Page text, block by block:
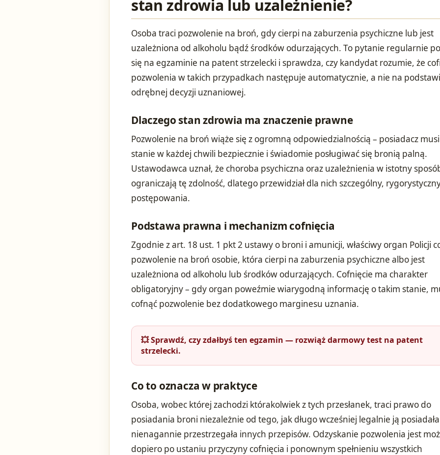
stan zdrowia lub uzależnienie?
Osoba traci pozwolenie na broń, gdy cierpi na zaburzenia psychiczne lub jest
uzależniona od alkoholu bądź środków odurzających. To pytanie regularnie
się na egzaminie na patent strzelecki i sprawdza, czy kandydat rozumie, że
pozwolenia w takich przypadkach następuje automatycznie, a nie na
odrębnej decyzji uznaniowej.
Dlaczego stan zdrowia ma znaczenie prawne
Pozwolenie na broń wiąże się z ogromną odpowiedzialnością – posiadacz
stanie w każdej chwili bezpiecznie i świadomie posługiwać się bronią palną.
Ustawodawca uznał, że choroba psychiczna oraz uzależnienia w istotny
ograniczają tę zdolność, dlatego przewidział dla nich szczególny,
postępowania.
Podstawa prawna i mechanizm cofnięcia
Zgodnie z art. 18 ust. 1 pkt 2 ustawy o broni i amunicji, właściwy organ Policji
pozwolenie na broń osobie, która cierpi na zaburzenia psychiczne albo jest
uzależniona od alkoholu lub środków odurzających. Cofnięcie ma charakter
obligatoryjny – gdy organ poweźmie wiarygodną informację o takim stanie,
cofnąć pozwolenie bez dodatkowego marginesu uznania.
💥 Sprawdź, czy zdałbyś ten egzamin — rozwiąż darmowy test na patent
strzelecki.
Co to oznacza w praktyce
Osoba, wobec której zachodzi którakolwiek z tych przesłanek, traci prawo do
posiadania broni niezależnie od tego, jak długo wcześniej legalnie ją
nienagannie przestrzegała innych przepisów. Odzyskanie pozwolenia jest
dopiero po ustaniu przyczyny cofnięcia i ponownym spełnieniu wszystkich